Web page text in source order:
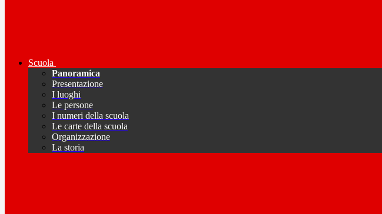
Scuola
Panoramica
Presentazione
I luoghi
Le persone
I numeri della scuola
Le carte della scuola
Organizzazione
La storia